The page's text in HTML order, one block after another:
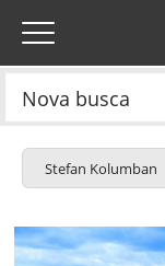
Stefan Kolumban